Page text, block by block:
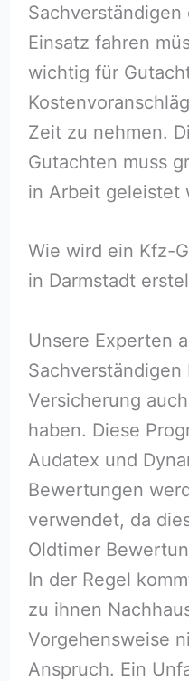
Einsatz fahren
wichtig für
Zeit zu nehmen.
Gutachten muss
in Arbeit geleistet
Wie wird ein Kfz-
in Darmstadt
Unsere Experten
Sachverständigen
Versicherung
haben. Diese
Audatex und
Bewertungen
verwendet, da
Oldtimer
In der Regel
zu ihnen
Vorgehensweise
Anspruch. Ein